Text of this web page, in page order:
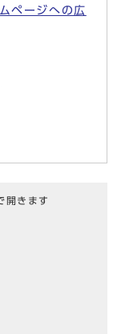
ページへの広
開きます